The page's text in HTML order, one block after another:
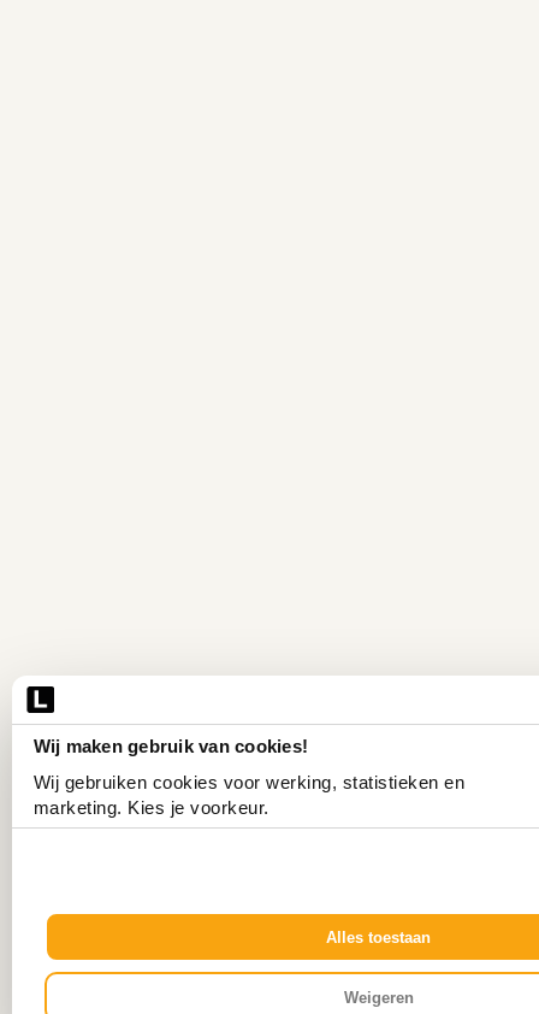
Wij maken gebruik van cookies!
Wij gebruiken cookies voor werking, statistieken en
marketing. Kies je voorkeur.
Alles toestaan
Weigeren